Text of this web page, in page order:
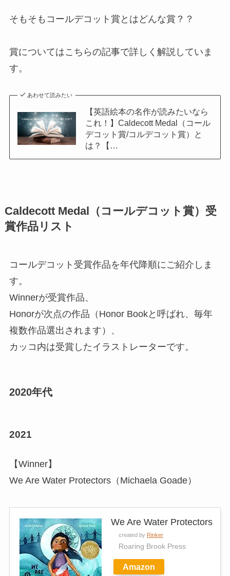
そもそもコールデコット賞とはどんな賞？？
賞についてはこちらの記事で詳しく解説していま
す。
あわせて読みたい
【英語絵本の名作が読みたいなら
これ！】Caldecott Medal（コール
デコット賞/コルデコット賞）と
は？【…
Caldecott Medal（コールデコット賞）受
賞作品リスト
コールデコット受賞作品を年代降順にご紹介しま
す。
Winnerが受賞作品、
Honorが次点の作品 （Honor Bookと呼ばれ、毎年
複数作品選出されます）、
カッコ内は受賞したイラストレーターです。
2020年代
2021
【Winner】
We Are Water Protectors（Michaela Goade）
We Are Water Protectors
created by Rinker
Roaring Brook Press
Amazon